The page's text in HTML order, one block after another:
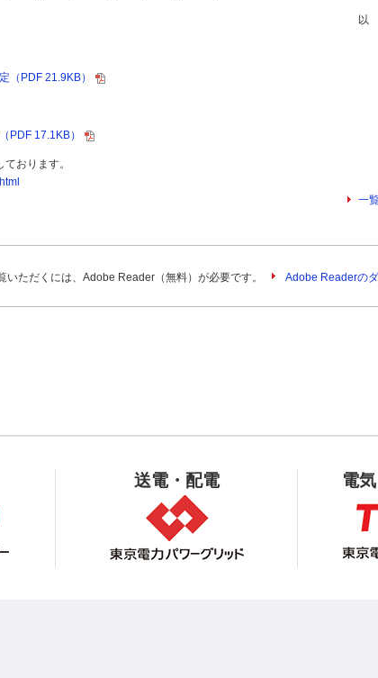
以
（PDF 21.9KB）
PDF 17.1KB）
おります。
一
いただくには、Adobe Reader（無料）が必要です。 Adobe Readerの
送電・配電 電